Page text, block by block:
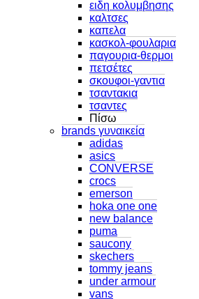
ειδη κολυμβησης
καλτσες
καπελα
κασκολ-φουλαρια
παγουρια-θερμοι
πετσέτες
σκουφοι-γαντια
τσαντακια
τσαντες
Πίσω
brands γυναικεία
adidas
asics
CONVERSE
crocs
emerson
hoka one one
new balance
puma
saucony
skechers
tommy jeans
under armour
vans